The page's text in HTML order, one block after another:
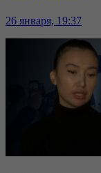
26 января, 19:37